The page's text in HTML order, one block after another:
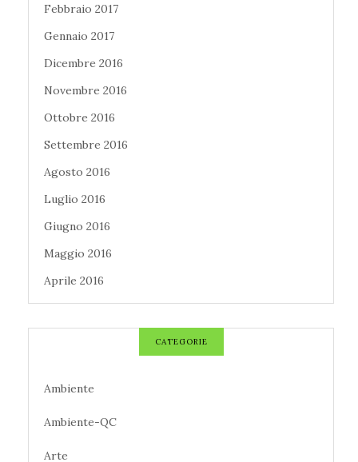
Febbraio 2017
Gennaio 2017
Dicembre 2016
Novembre 2016
Ottobre 2016
Settembre 2016
Agosto 2016
Luglio 2016
Giugno 2016
Maggio 2016
Aprile 2016
CATEGORIE
Ambiente
Ambiente-QC
Arte